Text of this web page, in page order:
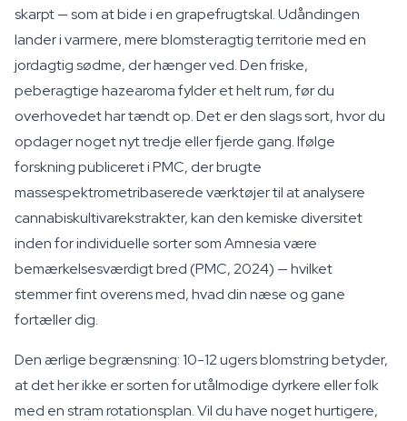
skarpt — som at bide i en grapefrugtskal. Udåndingen
lander i varmere, mere blomsteragtig territorie med en
jordagtig sødme, der hænger ved. Den friske,
peberagtige hazearoma fylder et helt rum, før du
overhovedet har tændt op. Det er den slags sort, hvor du
opdager noget nyt tredje eller fjerde gang. Ifølge
forskning publiceret i PMC, der brugte
massespektrometribaserede værktøjer til at analysere
cannabiskultivarekstrakter, kan den kemiske diversitet
inden for individuelle sorter som Amnesia være
bemærkelsesværdigt bred (PMC, 2024) — hvilket
stemmer fint overens med, hvad din næse og gane
fortæller dig.
Den ærlige begrænsning: 10-12 ugers blomstring betyder,
at det her ikke er sorten for utålmodige dyrkere eller folk
med en stram rotationsplan. Vil du have noget hurtigere,